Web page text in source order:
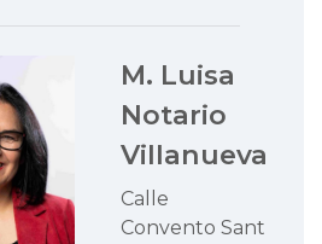
M. Luisa
Notario
Villanueva
Calle
Convento Sant